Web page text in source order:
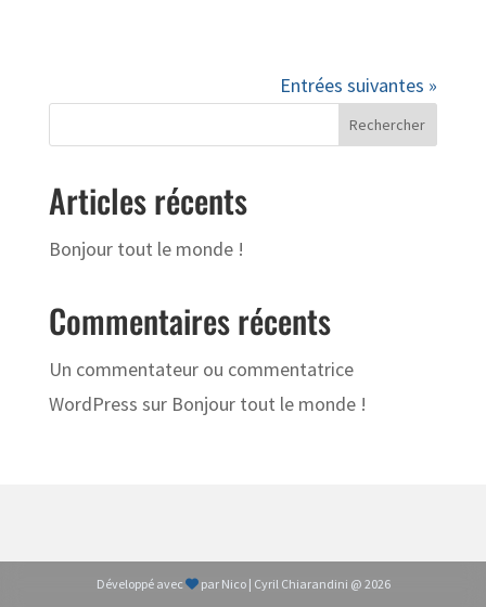
Entrées suivantes »
Rechercher
Articles récents
Bonjour tout le monde !
Commentaires récents
Un commentateur ou commentatrice
WordPress sur Bonjour tout le monde !
Développé avec par Nico | Cyril Chiarandini @ 2026